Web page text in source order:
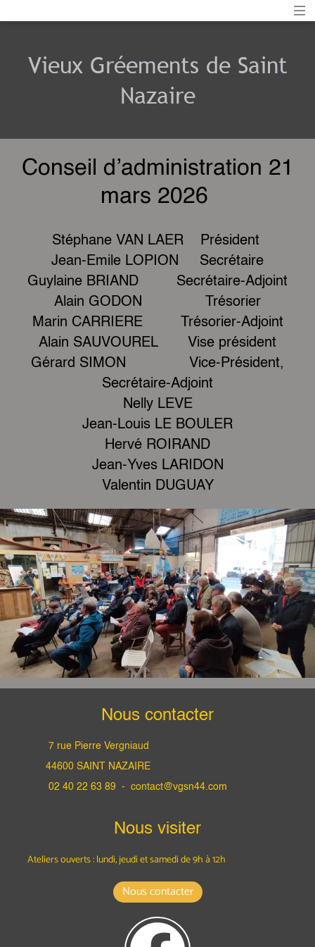
Vieux Gréements de Saint
Nazaire
Conseil d’administration 21
mars 2026
Stéphane VAN LAER Président
Jean-Emile LOPION Secrétaire
Guylaine BRIAND Secrétaire-Adjoint
Alain GODON Trésorier
Marin CARRIERE Trésorier-Adjoint
Alain SAUVOUREL Vise président
Gérard SIMON Vice-Président,
Secrétaire-Adjoint
Nelly LEVE
Jean-Louis LE BOULER
Hervé ROIRAND
Jean-Yves LARIDON
Valentin DUGUAY
Nous contacter
7 rue Pierre Vergniaud
44600 SAINT NAZAIRE
02 40 22 63 89 - contact@vgsn44.com
Nous visiter
Ateliers ouverts : lundi, jeudi et samedide 9h à 12h
Nous contacter